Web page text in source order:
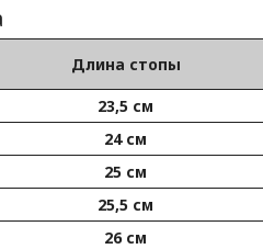
Длина стопы
23,5 см
24 см
25 см
25,5 см
26 см